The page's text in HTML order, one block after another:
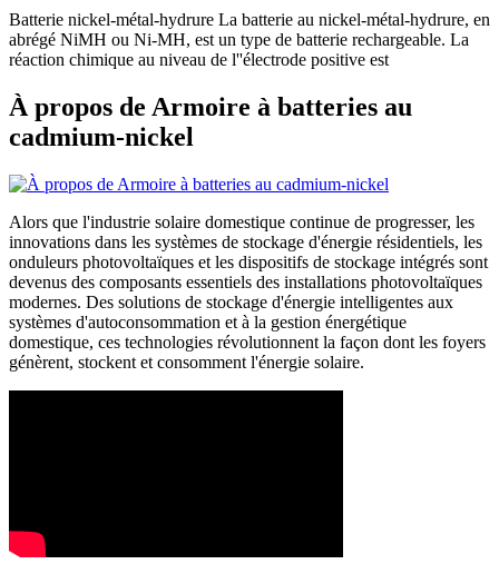
Batterie nickel-métal-hydrure La batterie au nickel-métal-hydrure, en
abrégé NiMH ou Ni-MH, est un type de batterie rechargeable. La
réaction chimique au niveau de l''électrode positive est
À propos de Armoire à batteries au
cadmium-nickel
Alors que l'industrie solaire domestique continue de progresser, les
innovations dans les systèmes de stockage d'énergie résidentiels, les
onduleurs photovoltaïques et les dispositifs de stockage intégrés sont
devenus des composants essentiels des installations photovoltaïques
modernes. Des solutions de stockage d'énergie intelligentes aux
systèmes d'autoconsommation et à la gestion énergétique
domestique, ces technologies révolutionnent la façon dont les foyers
génèrent, stockent et consomment l'énergie solaire.